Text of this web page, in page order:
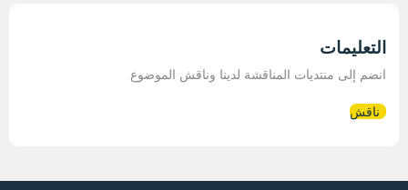
التعليمات
انضم إلى منتديات المناقشة لدينا وناقش الموضوع
ناقش